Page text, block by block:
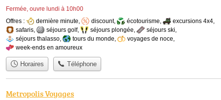
Fermée, ouvre lundi à 10h00
Offres : dernière minute, discount, écotourisme, excursions 4x4,
safaris, séjours golf, séjours plongée, séjours ski,
séjours thalasso, tours du monde, voyages de noce,
week-ends en amoureux
Horaires Téléphone
Metropolis Voyages